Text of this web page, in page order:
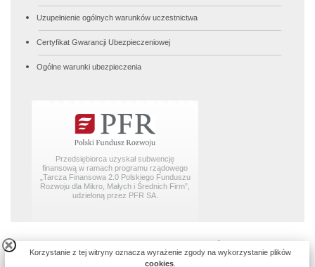
Korzystanie z tej witryny oznacza wyrażenie zgody na wykorzystanie plików
cookies.
Uzupełnienie ogólnych warunków uczestnictwa
Certyfikat Gwarancji Ubezpieczeniowej
Ogólne warunki ubezpieczenia
Przedsiębiorca uzyskał subwencję
finansową w ramach programu rządowego
„Tarcza Finansowa 2.0 Polskiego Funduszu
Rozwoju dla Mikro, Małych i Średnich Firm”,
udzieloną przez PFR SA.
ul. Meliorantów 8, 60-447 Poznań | tel./fax(61) 851-31-18 |biuro@regent.pl|